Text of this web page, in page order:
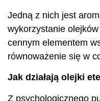
Jedną z nich jest
wykorzystanie
cennym elementem
równoważenie się w
Jak działają olejki
Z psychologicznego